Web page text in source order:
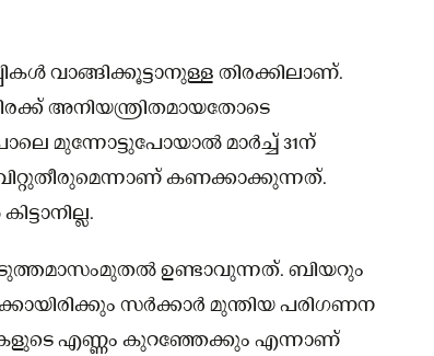
വാങ്ങിക്കൂട്ടാനുള്ള തിരക്കിലാണ്.
അനിയന്ത്രിതമായതോടെ
മുന്നോട്ടുപോയാൽ മാർച്ച് 31ന്
കണക്കാക്കുന്നത്.
ഉണ്ടാവുന്നത്. ബിയറും
സർക്കാർ മുന്തിയ പരിഗണന
എണ്ണം കുറഞ്ഞേക്കും എന്നാണ്